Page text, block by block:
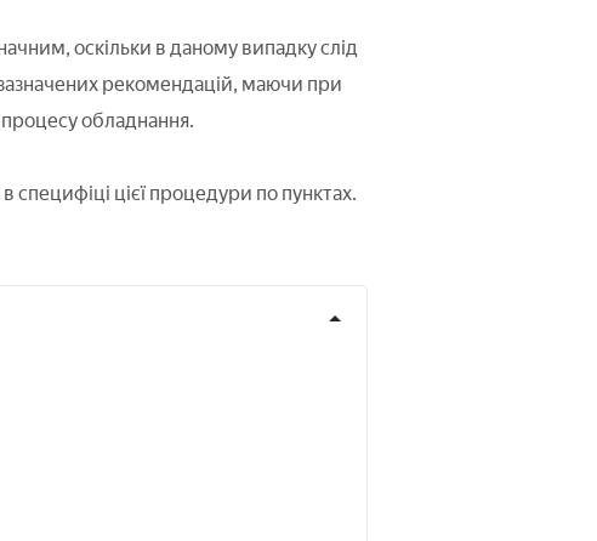
оскільки в даному випадку слід
рекомендацій, маючи при
обладнання.
цієї процедури по пунктах.